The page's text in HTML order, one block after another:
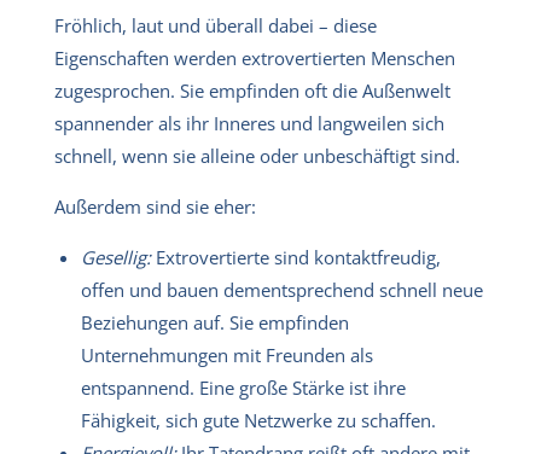
Fröhlich, laut und überall dabei – diese
Eigenschaften werden extrovertierten Menschen
zugesprochen. Sie empfinden oft die Außenwelt
spannender als ihr Inneres und langweilen sich
schnell, wenn sie alleine oder unbeschäftigt sind.
Außerdem sind sie eher:
Gesellig:Extrovertierte sind kontaktfreudig,
offen und bauen dementsprechend schnell neue
Beziehungen auf. Sie empfinden
Unternehmungen mit Freunden als
entspannend. Eine große Stärke ist ihre
Fähigkeit, sich gute Netzwerke zu schaffen.